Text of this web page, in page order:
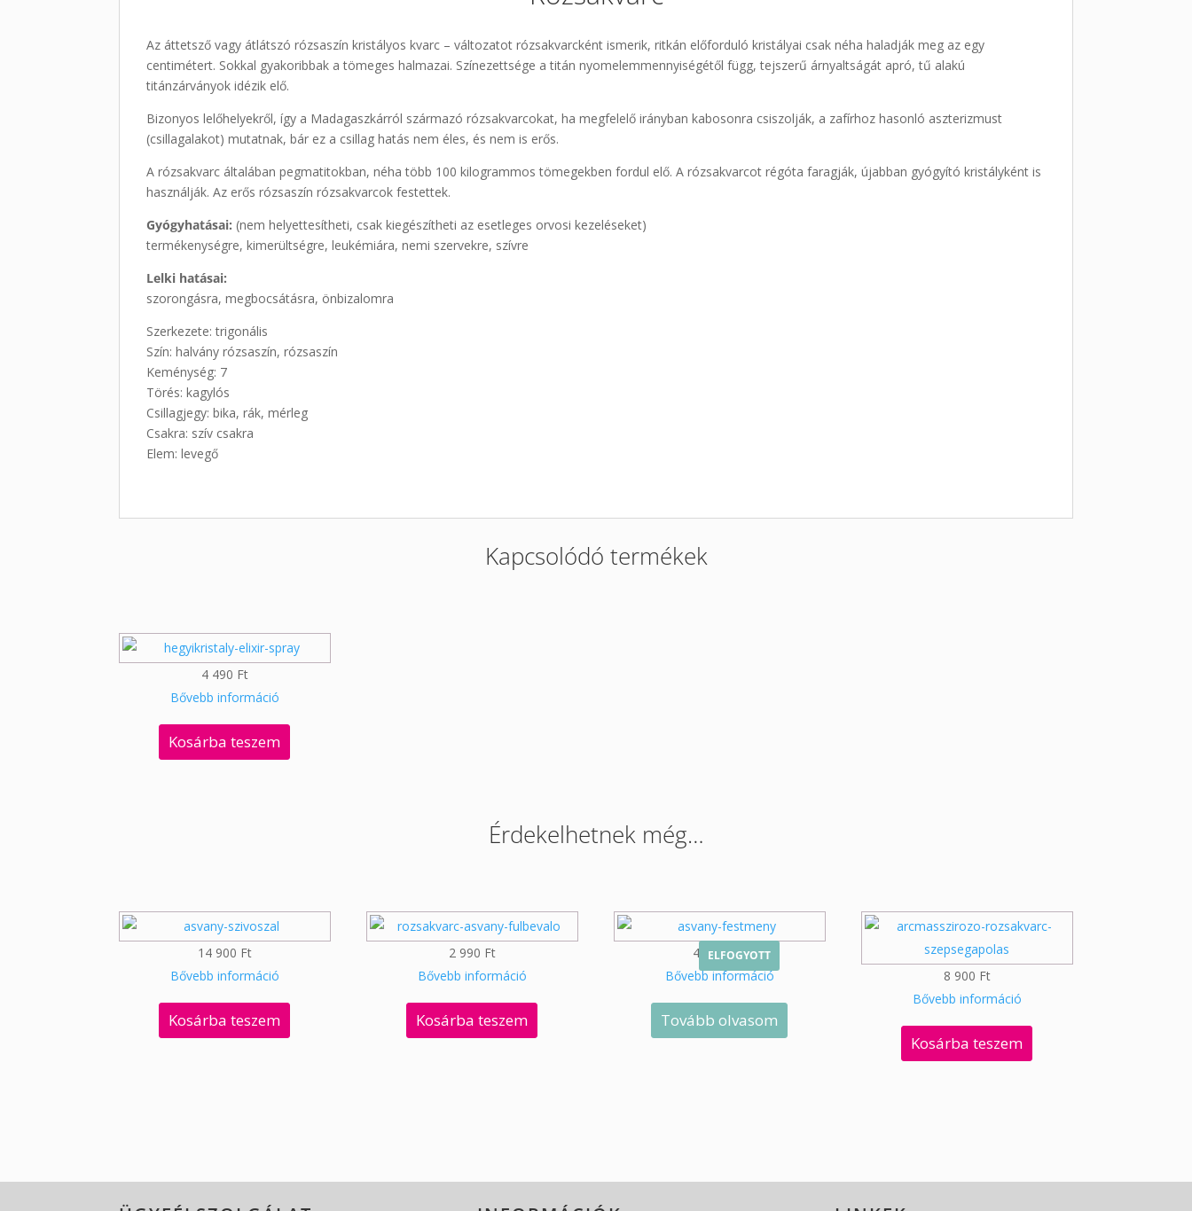
Az áttetsző vagy átlátszó rózsaszín kristályos kvarc – változatot rózsakvarcként ismerik, ritkán előforduló kristályai csak néha haladják meg az egy
centimétert. Sokkal gyakoribbak a tömeges halmazai. Színezettsége a titán nyomelemmennyiségétől függ, tejszerű árnyaltságát apró, tű alakú
titánzárványok idézik elő.
Bizonyos lelőhelyekről, így a Madagaszkárról származó rózsakvarcokat, ha megfelelő irányban kabosonra csiszolják, a zafírhoz hasonló aszterizmust
(csillagalakot) mutatnak, bár ez a csillag hatás nem éles, és nem is erős.
A rózsakvarc általában pegmatitokban, néha több 100 kilogrammos tömegekben fordul elő. A rózsakvarcot régóta faragják, újabban gyógyító kristályként is
használják. Az erős rózsaszín rózsakvarcok festettek.
Gyógyhatásai: (nem helyettesítheti, csak kiegészítheti az esetleges orvosi kezeléseket)
termékenységre, kimerültségre, leukémiára, nemi szervekre, szívre
Lelki hatásai:
szorongásra, megbocsátásra, önbizalomra
Szerkezete: trigonális
Szín: halvány rózsaszín, rózsaszín
Keménység: 7
Törés: kagylós
Csillagjegy: bika, rák, mérleg
Csakra: szív csakra
Elem: levegő
Kapcsolódó termékek
4 490 Ft
Bővebb információ
Kosárba teszem
Érdekelhetnek még…
14 900 Ft
Bővebb információ
Kosárba teszem
2 990 Ft
Bővebb információ
Kosárba teszem
ELFOGYOTT
49 900Ft
Bővebb információ
Tovább olvasom
8 900 Ft
Bővebb információ
Kosárba teszem